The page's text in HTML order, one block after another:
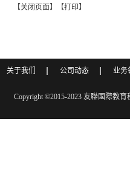
【关闭页面】【打印】
关于我们 公司动态 业务
Copyright ©2015-2023 友聯國際教